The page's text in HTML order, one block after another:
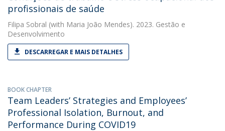
profissionais de saúde
Filipa Sobral (with Maria João Mendes). 2023. Gestão e
Desenvolvimento
DESCARREGAR E MAIS DETALHES
BOOK CHAPTER
Team Leaders’ Strategies and Employees’
Professional Isolation, Burnout, and
Performance During COVID19